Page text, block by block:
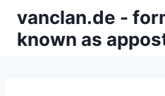
Inhalt
springen
vanclan.de -
known as